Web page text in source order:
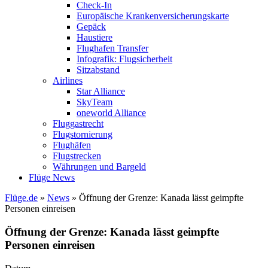
Check-In
Europäische Krankenversicherungskarte
Gepäck
Haustiere
Flughafen Transfer
Infografik: Flugsicherheit
Sitzabstand
Airlines
Star Alliance
SkyTeam
oneworld Alliance
Fluggastrecht
Flugstornierung
Flughäfen
Flugstrecken
Währungen und Bargeld
Flüge News
Flüge.de » News » Öffnung der Grenze: Kanada lässt geimpfte
Personen einreisen
Öffnung der Grenze: Kanada lässt geimpfte
Personen einreisen